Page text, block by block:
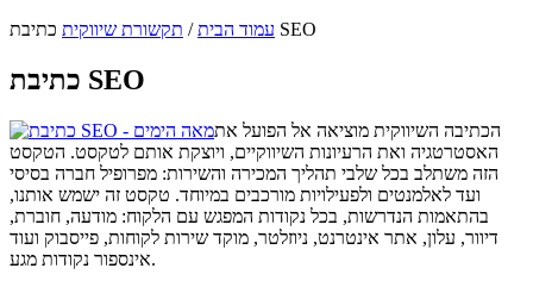
עמוד הבית/ תקשורת שיווקית כתיבת SEO
כתיבת SEO
הכתיבה השיווקית מוציאה אל הפועל את
האסטרטגיה ואת הרעיונות השיווקיים, ויוצקת אותם לטקסט. הטקסט
הזה משתלב בכל שלבי תהליך המכירה והשירות: מפרופיל חברה בסיסי
ועד לאלמנטים ולפעילויות מורכבים במיוחד. טקסט זה ישמש אותנו,
בהתאמות הנדרשות, בכל נקודות המפגש עם הלקוח: מודעה, חוברת,
דיוור, עלון, אתר אינטרנט, ניוזלטר, מוקד שירות לקוחות, פייסבוק ועוד
אינספור נקודות מגע.